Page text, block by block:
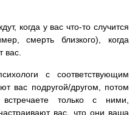
когда у вас что-то случится
смерть близкого), когда
вас.
с соответствующим
вас подругой/другом, потом
только с ними,
вас, что они ваша